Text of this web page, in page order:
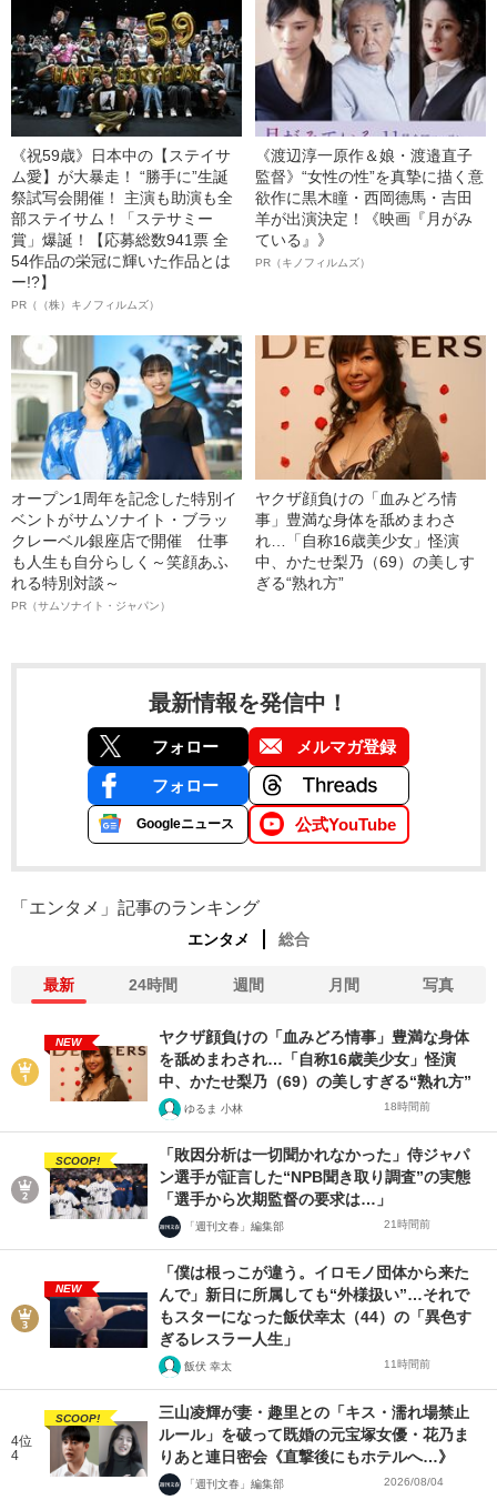
《祝59歳》日本中の【ステイサ
ム愛】が大暴走！ “勝手に”生誕
祭試写会開催！ 主演も助演も全
部ステイサム！「ステサミー
賞」爆誕！【応募総数941票 全
54作品の栄冠に輝いた作品とは
ー!?】
PR（（株）キノフィルムズ）
《渡辺淳一原作＆娘・渡邉直子
監督》“女性の性”を真摯に描く意
欲作に黒木瞳・西岡德馬・吉田
羊が出演決定！《映画『月がみ
ている』》
PR（キノフィルムズ）
オープン1周年を記念した特別イ
ベントがサムソナイト・ブラッ
クレーベル銀座店で開催 仕事
も人生も自分らしく～笑顔あふ
れる特別対談～
PR（サムソナイト・ジャパン）
ヤクザ顔負けの「血みどろ情
事」豊満な身体を舐めまわさ
れ…「自称16歳美少女」怪演
中、かたせ梨乃（69）の美しす
ぎる“熟れ方”
最新情報を発信中！
フォロー メルマガ登録
フォロー
Googleニュース 公式YouTube
「エンタメ」記事のランキング
エンタメ 総合
最新 24時間 週間 月間 写真
NEW
ヤクザ顔負けの「血みどろ情事」豊満な身体
を舐めまわされ…「自称16歳美少女」怪演
中、かたせ梨乃（69）の美しすぎる“熟れ方”
ゆるま 小林 18時間前
SCOOP!
「敗因分析は一切聞かれなかった」侍ジャパ
ン選手が証言した“NPB聞き取り調査”の実態
「選手から次期監督の要求は…」
「週刊文春」編集部 21時間前
NEW
「僕は根っこが違う。イロモノ団体から来た
んで」新日に所属しても“外様扱い”…それで
もスターになった飯伏幸太（44）の「異色す
ぎるレスラー人生」
飯伏 幸太 11時間前
4位
4
SCOOP!
三山凌輝が妻・趣里との「キス・濡れ場禁止
ルール」を破って既婚の元宝塚女優・花乃ま
りあと連日密会《直撃後にもホテルへ…》
「週刊文春」編集部 2026/08/04